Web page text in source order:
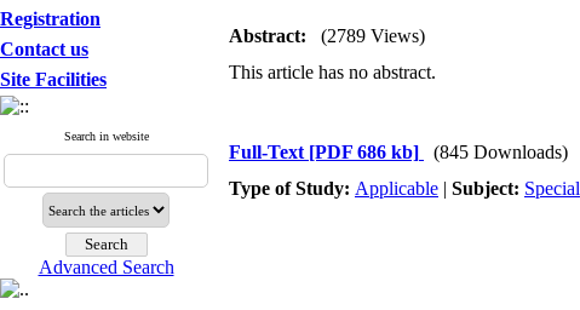
Registration
Contact us
Site Facilities
Search in website
Advanced Search
Abstract:
(2789 Views)
This article has no abstract.
Full-Text [PDF 686 kb]
(845 Downloads)
Type of Study: Applicable | Subject: Special